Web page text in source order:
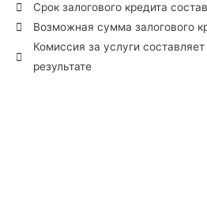
Срок залогового кредита
Возможная сумма залогового
Комиссия за услуги
результате